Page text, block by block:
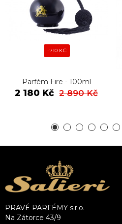
-710 KČ
Parfém Fire - 100ml
2 180 Kč 2 890 Kč
PRAVÉ PARFÉMY s.r.o.
Na Zátorce 43/9